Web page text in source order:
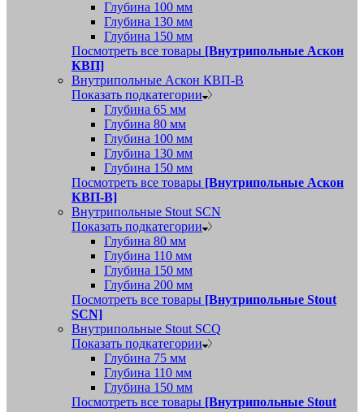
Глубина 100 мм
Глубина 130 мм
Глубина 150 мм
Посмотреть все товары [Внутрипольные Аскон
КВП]
Внутрипольные Аскон КВП-В
Показать подкатегории
Глубина 65 мм
Глубина 80 мм
Глубина 100 мм
Глубина 130 мм
Глубина 150 мм
Посмотреть все товары [Внутрипольные Аскон
КВП-В]
Внутрипольные Stout SCN
Показать подкатегории
Глубина 80 мм
Глубина 110 мм
Глубина 150 мм
Глубина 200 мм
Посмотреть все товары [Внутрипольные Stout
SCN]
Внутрипольные Stout SCQ
Показать подкатегории
Глубина 75 мм
Глубина 110 мм
Глубина 150 мм
Посмотреть все товары [Внутрипольные Stout